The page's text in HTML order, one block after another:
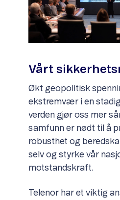
Vårt
Økt geopolitisk
ekstremvær i en
verden gjør oss mer
samfunn er nødt til å
robusthet og
selv og styrke vår
motstandskraft.
Telenor har et viktig